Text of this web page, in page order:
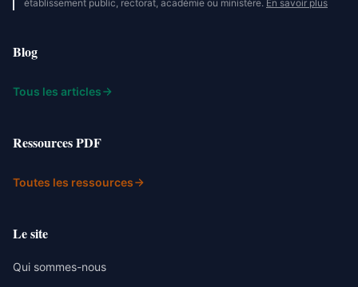
établissement public, rectorat, académie ou ministère. En savoir plus
Blog
Tous les articles
Ressources PDF
Toutes les ressources
Le site
Qui sommes-nous